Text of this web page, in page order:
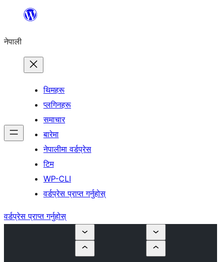
सामग्रीमा
नेपाली
थिमहरू
प्लगिनहरू
समाचार
बारेमा
नेपालीमा वर्डप्रेस
टिम
WP-CLI
वर्डप्रेस प्राप्त गर्नुहोस्
वर्डप्रेस प्राप्त गर्नुहोस्